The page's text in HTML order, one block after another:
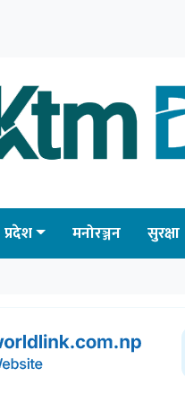
प्रदेश मनोरञ्जन सुरक्षा